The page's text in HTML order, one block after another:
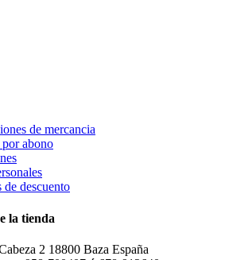
de mercancia
abono
descuento
la tienda
2 18800 Baza España